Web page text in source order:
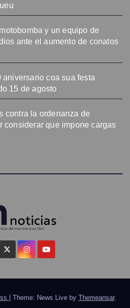
y un equipo de
ante el aumento de conatos
coa sua festa
15 de agosto
contra la ordenanza de
considerar que impone cargas
Theme: News Live by Themeansar.